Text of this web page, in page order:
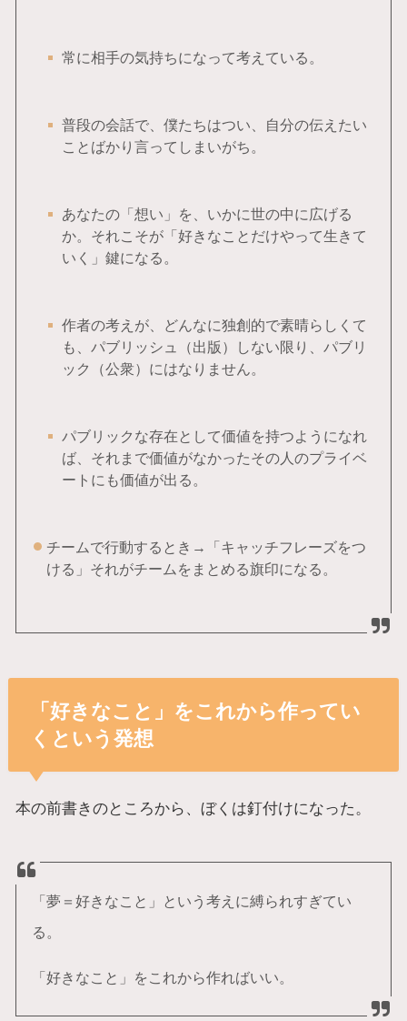
常に相手の気持ちになって考えている。
普段の会話で、僕たちはつい、自分の伝えたい
ことばかり言ってしまいがち。
あなたの「想い」を、いかに世の中に広げる
か。それこそが「好きなことだけやって生きて
いく」鍵になる。
作者の考えが、どんなに独創的で素晴らしくて
も、パブリッシュ（出版）しない限り、パブリ
ック（公衆）にはなりません。
パブリックな存在として価値を持つようになれ
ば、それまで価値がなかったその人のプライベ
ートにも価値が出る。
チームで行動するとき→「キャッチフレーズをつ
ける」それがチームをまとめる旗印になる。
「好きなこと」をこれから作ってい
くという発想
本の前書きのところから、ぼくは釘付けになった。
「夢＝好きなこと」という考えに縛られすぎてい
る。
「好きなこと」をこれから作ればいい。